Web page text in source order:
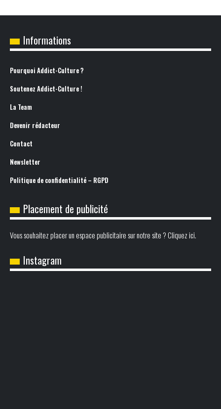
Informations
Pourquoi Addict-Culture ?
Soutenez Addict-Culture !
La Team
Devenir rédacteur
Contact
Newsletter
Politique de confidentialité – RGPD
Placement de publicité
Vous souhaitez placer un espace publicitaire sur notre site ? Cliquez ici.
Instagram